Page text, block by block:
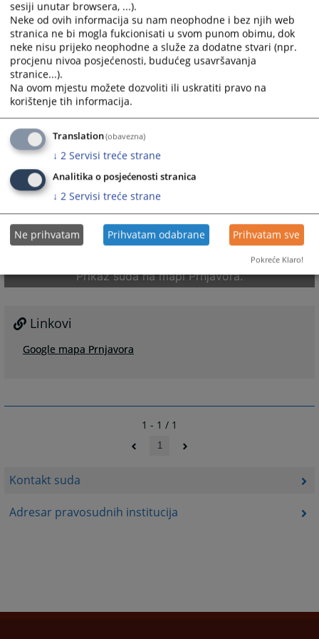
Kontakt suda
Adresar pravosudnih institucija
Prikaz suda na mapi Prnjavora.
Linkovi
Google mapa Prnjavora
1 - 1 / 1
1
sesiji unutar browsera, ...).
Neke od ovih informacija su nam neophodne i bez njih web
stranica ne bi mogla fukcionisati u svom punom obimu, dok
neke nisu prijeko neophodne a služe za dodatne stvari (npr.
procjenu nivoa posjećenosti, budućeg usavršavanja
stranice...).
Na ovom mjestu možete dozvoliti ili uskratiti pravo na
korištenje tih informacija.
Translation(obavezna)
↓ 2 Servisi treće strane
Analitika o posjećenosti stranica
↓ 2 Servisi treće strane
Ne prihvatam Prihvatam odabrane Prihvatam sve
Pokreće Klaro!